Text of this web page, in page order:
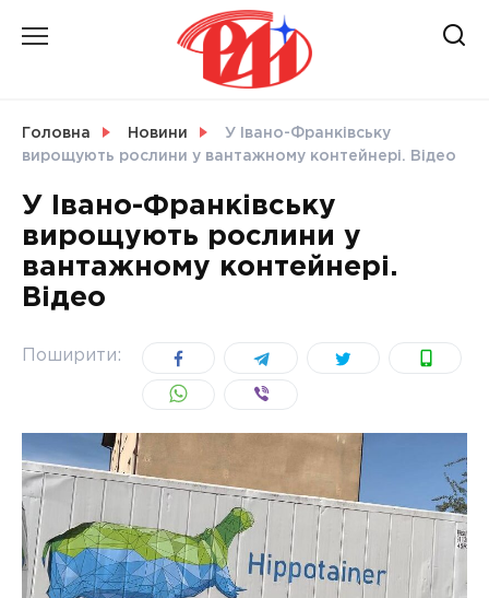
УКРАЇНА
Головна Новини
У Івано-Франківську
вирощують рослини у вантажному контейнері. Відео
У Івано-Франківську
вирощують рослини у
вантажному контейнері.
Відео
Поширити: